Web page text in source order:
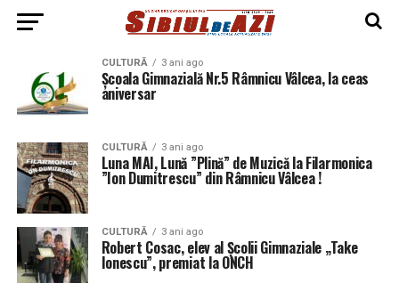
CULTURĂ 3 ani ago
Școala Gimnazială Nr.5 Râmnicu Vâlcea, la ceas
aniversar
CULTURĂ 3 ani ago
Luna MAI, Lună ”Plină” de Muzică la Filarmonica
”Ion Dumitrescu” din Râmnicu Vâlcea !
CULTURĂ 3 ani ago
Robert Cosac, elev al Şcolii Gimnaziale „Take
Ionescu”, premiat la ONCH